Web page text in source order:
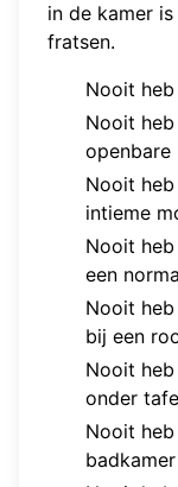
in de kamer
fratsen.
Nooit
Nooit
openbare
Nooit
intieme
Nooit
een
Nooit
bij een
Nooit
onder
Nooit